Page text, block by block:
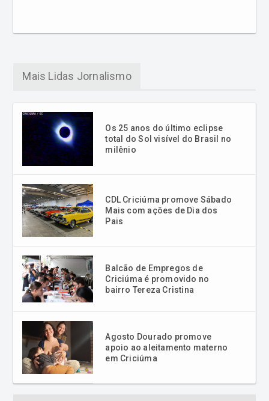
Mais Lidas Jornalismo
Os 25 anos do último eclipse
total do Sol visível do Brasil no
milênio
CDL Criciúma promove Sábado
Mais com ações de Dia dos
Pais
Balcão de Empregos de
Criciúma é promovido no
bairro Tereza Cristina
Agosto Dourado promove
apoio ao aleitamento materno
em Criciúma